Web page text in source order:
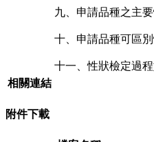
九、申請品種之主
十、申請品種可區
十一、性狀檢定過
相關連結
附件下載